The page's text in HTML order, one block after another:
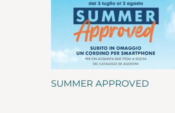
SUMMER APPROVED